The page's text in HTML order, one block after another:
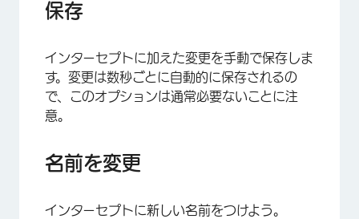
保存
インターセプトに加えた変更を手動で保存しま
す。変更は数秒ごとに自動的に保存されるの
で、このオプションは通常必要ないことに注
意。
名前を変更
インターセプトに新しい名前をつけよう。